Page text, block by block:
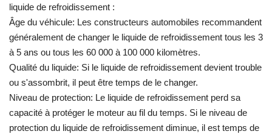
liquide de refroidissement :
Âge du véhicule: Les constructeurs automobiles recommandent
généralement de changer le liquide de refroidissement tous les 3
à 5 ans ou tous les 60 000 à 100 000 kilomètres.
Qualité du liquide: Si le liquide de refroidissement devient trouble
ou s'assombrit, il peut être temps de le changer.
Niveau de protection: Le liquide de refroidissement perd sa
capacité à protéger le moteur au fil du temps. Si le niveau de
protection du liquide de refroidissement diminue, il est temps de